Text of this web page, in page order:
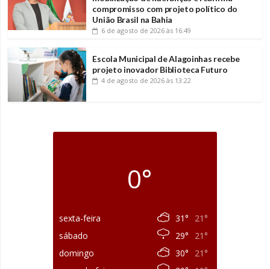
compromisso com projeto político do
União Brasil na Bahia
6 de agosto de 2026 às 16:49
Escola Municipal de Alagoinhas recebe
projeto inovador Biblioteca Futuro
4 de agosto de 2026 às 13:22
0°
sexta-feira 31°
21°
sábado
29°
21°
domingo
30°
21°